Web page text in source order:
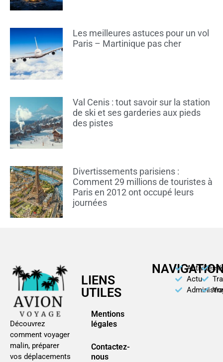
Les meilleures astuces pour un vol
Paris – Martinique pas cher
Val Cenis : tout savoir sur la station
de ski et ses garderies aux pieds
des pistes
Divertissements parisiens :
Comment 29 millions de touristes à
Paris en 2012 ont occupé leurs
journées
Découvrez
comment voyager
malin, préparer
vos déplacements
LIENS
UTILES
Mentions
légales
Contactez-
nous
Activités
Actu